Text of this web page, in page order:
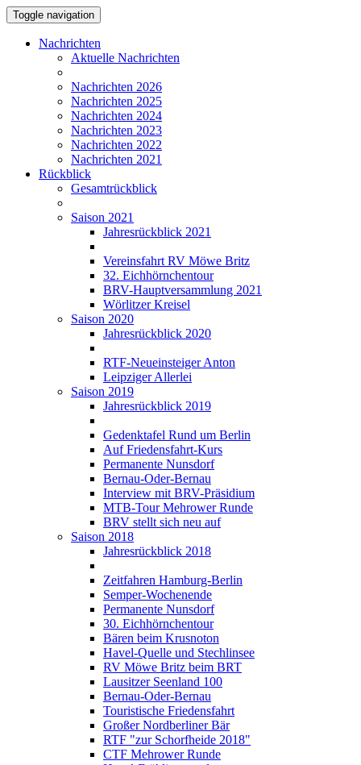
Toggle navigation
Nachrichten
Aktuelle Nachrichten
Nachrichten 2026
Nachrichten 2025
Nachrichten 2024
Nachrichten 2023
Nachrichten 2022
Nachrichten 2021
Rückblick
Gesamtrückblick
Saison 2021
Jahresrückblick 2021
Vereinsfahrt RV Möwe Britz
32. Eichhörnchentour
BRV-Hauptversammlung 2021
Wörlitzer Kreisel
Saison 2020
Jahresrückblick 2020
RTF-Neueinsteiger Anton
Leipziger Allerlei
Saison 2019
Jahresrückblick 2019
Gedenktafel Rund um Berlin
Auf Friedensfahrt-Kurs
Permanente Nunsdorf
Bernau-Oder-Bernau
Interview mit BRV-Präsidium
MTB-Tour Mehrower Runde
BRV stellt sich neu auf
Saison 2018
Jahresrückblick 2018
Zeitfahren Hamburg-Berlin
Semper-Wochenende
Permanente Nunsdorf
30. Eichhörnchentour
Bären beim Krusnoton
Havel-Quelle und Stechlinsee
RV Möwe Britz beim BRT
Lausitzer Seenland 100
Bernau-Oder-Bernau
Touristische Friedensfahrt
Großer Nordberliner Bär
RTF "zur Schorfheide 2018"
CTF Mehrower Runde